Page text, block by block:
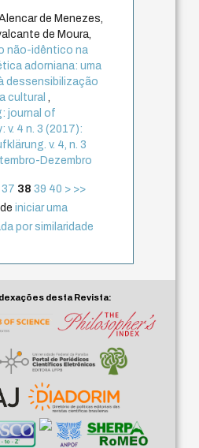
de Menezes,
de Moura,
não-idêntico na
adorniana: uma
dessensibilização
cultural
journal of
v. 4 n. 3 (2017):
v. 4, n. 3
Dezembro
37 38 39 40 > >>
iniciar uma
por similaridade
desta Revista: